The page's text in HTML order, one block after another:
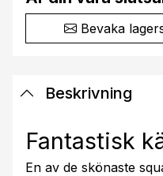
Bevaka
Beskrivning
Fantastisk
En av de skönaste